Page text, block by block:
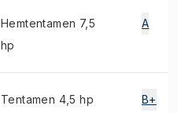
Hemtentamen 7,5
hp
A
Tentamen 4,5 hp B+